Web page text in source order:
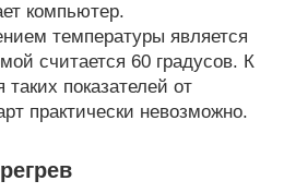
компьютер.
температуры является
считается 60 градусов. К
показателей от
практически невозможно.